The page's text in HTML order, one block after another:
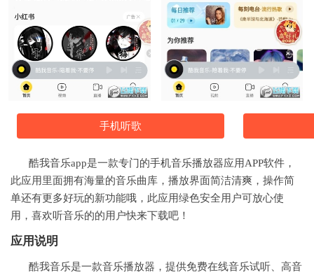
手机听歌
酷我音乐app是一款专门的手机音乐播放器应用APP软件，
此应用里面拥有海量的音乐曲库，播放界面简洁清爽，操作简
单还有更多好玩的新功能哦，此应用绿色安全用户可放心使
用，喜欢听音乐的的用户快来下载吧！
应用说明
酷我音乐是一款音乐播放器，提供免费在线音乐试听、高音